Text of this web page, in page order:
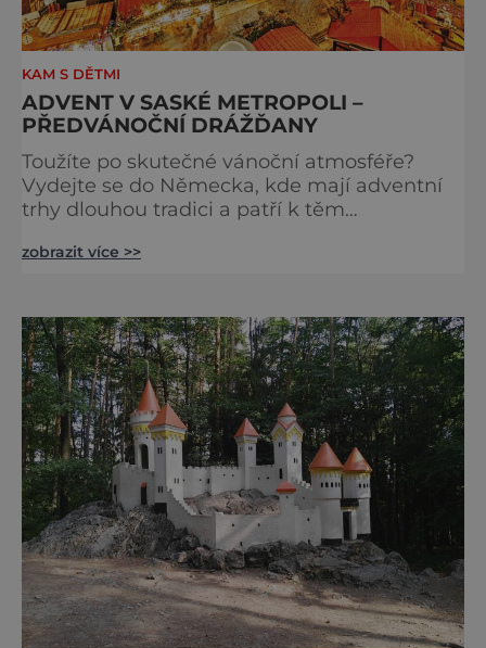
KAM S DĚTMI
ADVENT V SASKÉ METROPOLI –
PŘEDVÁNOČNÍ DRÁŽĎANY
Toužíte po skutečné vánoční atmosféře?
Vydejte se do Německa, kde mají adventní
trhy dlouhou tradici a patří k těm
českým hranicím najdete v Drážďanech –
S norimberským Christkindlesmarktem se
drážďanské vánoční trhy každoročně
přetahují o pozici nejnavštěvovanějších t
zobrazit více >>